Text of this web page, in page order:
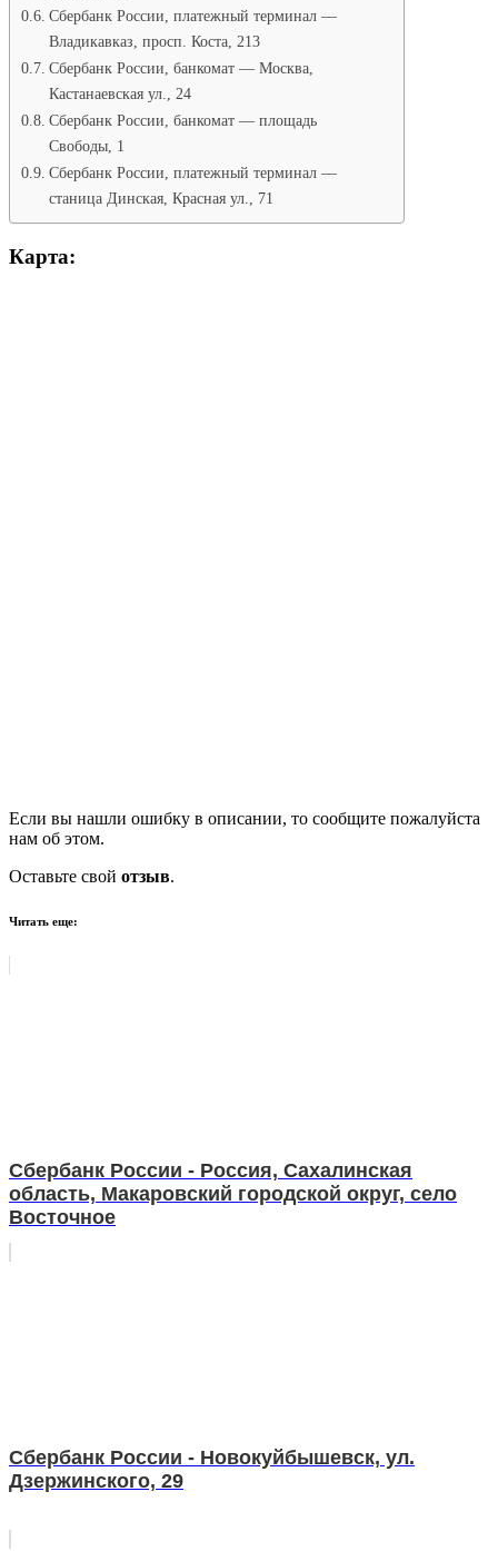
Сбербанк России, платежный терминал —
Владикавказ, просп. Коста, 213
Сбербанк России, банкомат — Москва,
Кастанаевская ул., 24
Сбербанк России, банкомат — площадь
Свободы, 1
Сбербанк России, платежный терминал —
станица Динская, Красная ул., 71
Карта:
Если вы нашли ошибку в описании, то сообщите пожалуйста
нам об этом.
Оставьте свой отзыв.
Читать еще:
Сбербанк России - Россия, Сахалинская
область, Макаровский городской округ, село
Восточное
Сбербанк России - Новокуйбышевск, ул.
Дзержинского, 29